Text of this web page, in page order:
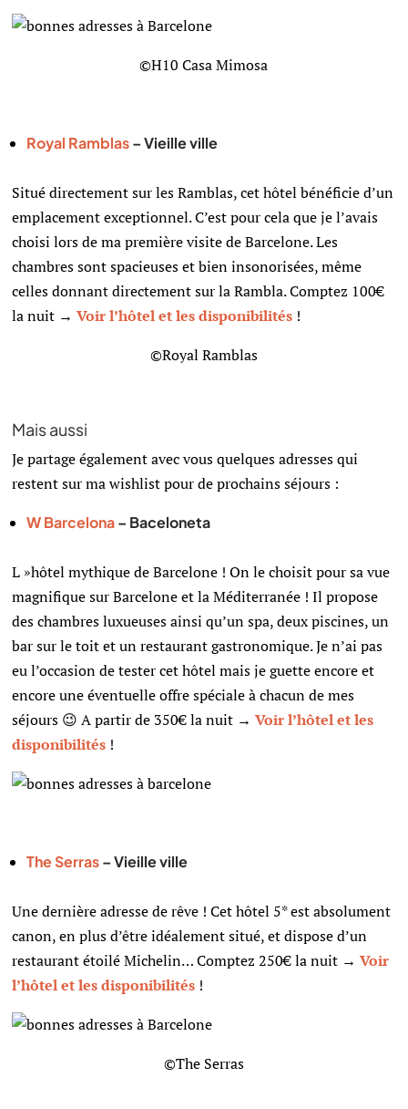
©H10 Casa Mimosa
Royal Ramblas– Vieille ville
Situé directement sur les Ramblas, cet hôtel bénéficie d’un
emplacement exceptionnel. C’est pour cela que je l’avais
choisi lors de ma première visite de Barcelone. Les
chambres sont spacieuses et bien insonorisées, même
celles donnant directement sur la Rambla. Comptez 100€
la nuit →Voir l’hôtel et les disponibilités !
©Royal Ramblas
Mais aussi
Je partage également avec vous quelques adresses qui
restent sur ma wishlist pour de prochains séjours :
W Barcelona– Baceloneta
L »hôtel mythique de Barcelone ! On le choisit pour sa vue
magnifique sur Barcelone et la Méditerranée ! Il propose
des chambres luxueuses ainsi qu’un spa, deux piscines, un
bar sur le toit et un restaurant gastronomique. Je n’ai pas
eu l’occasion de tester cet hôtel mais je guette encore et
encore une éventuelle offre spéciale à chacun de mes
séjours 😉 A partir de 350€ la nuit →Voir l’hôtel et les
disponibilités !
The Serras– Vieille ville
Une dernière adresse de rêve ! Cet hôtel 5* est absolument
canon, en plus d’être idéalement situé, et dispose d’un
restaurant étoilé Michelin… Comptez 250€ la nuit →Voir
l’hôtel et les disponibilités !
©The Serras